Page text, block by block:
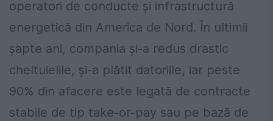
operatori de conducte și infrastructură
energetică din America de Nord. În ultimii
șapte ani, compania și-a redus drastic
cheltuielile, și-a plătit datoriile, iar peste
90% din afacere este legată de contracte
stabile de tip take-or-pay sau pe bază de